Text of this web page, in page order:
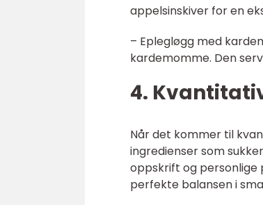
appelsinskiver for en
– Eplegløgg med
kardemomme. Den
4.
Når det kommer til
ingredienser som
oppskrift og personlige
perfekte balansen i